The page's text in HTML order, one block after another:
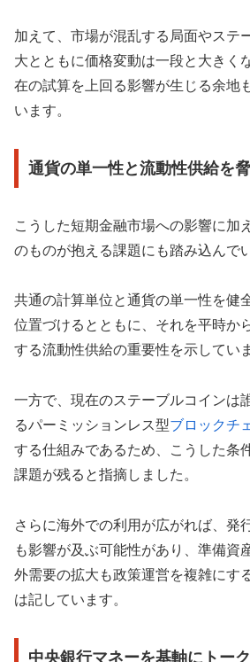
加えて、市場が混乱する局面やステ
大とともに価格変動は一段と大きく
在の試算を上回る影響が生じる余地
います。
通貨の単一性と流動性供給を
こうした短期金融市場への影響に加
のものが抱える課題にも踏み込んで
共通の計算単位と通貨の単一性を健
位置づけるとともに、それを平時か
する流動性供給の重要性を示してい
一方で、現在のステーブルコインは
るパーミッションレス型ブロックチ
する仕組みであるため、こうした条
課題が残ると指摘しました。
さらに海外での利用が広がれば、発
も影響が及ぶ可能性があり、準備資
外需要の拡大も政策運営を複雑にす
は記しています。
中央銀行マネーを基軸にトー